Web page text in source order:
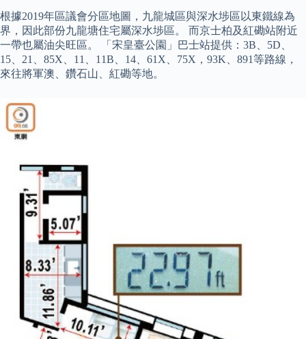
根據2019年區議會分區地圖，九龍城區與深水埗區以東鐵線為
界，因此部份九龍塘住宅屬深水埗區。 而京士柏及紅磡站附近
一帶也屬油尖旺區。 「宋皇臺公園」巴士站提供：3B、5D、
15、21、85X、11、11B、14、61X、75X，93K、891等路線，
來往將軍澳、鑽石山、紅磡等地。